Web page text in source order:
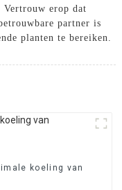
erop dat
partner is
planten te bereiken.
koeling van